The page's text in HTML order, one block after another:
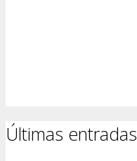
Últimas entradas